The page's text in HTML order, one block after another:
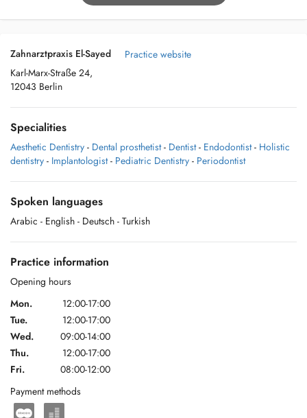
Zahnarztpraxis El-Sayed
Karl-Marx-Straße 24,
12043 Berlin
Practice website
Specialities
Aesthetic Dentistry - Dental prosthetist - Dentist - Endodontist - Holistic
dentistry - Implantologist - Pediatric Dentistry - Periodontist
Spoken languages
Arabic - English - Deutsch - Turkish
Practice information
Opening hours
Mon.
12:00-17:00
Tue.
12:00-17:00
Wed.
09:00-14:00
Thu.
12:00-17:00
Fri.
08:00-12:00
Payment methods